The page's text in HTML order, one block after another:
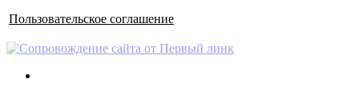
Пользовательское соглашение